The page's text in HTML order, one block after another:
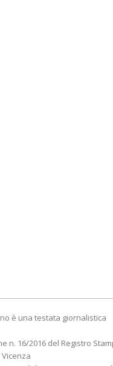
è una testata giornalistica
n. 16/2016 del Registro